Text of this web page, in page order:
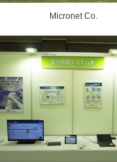
Micronet Co.